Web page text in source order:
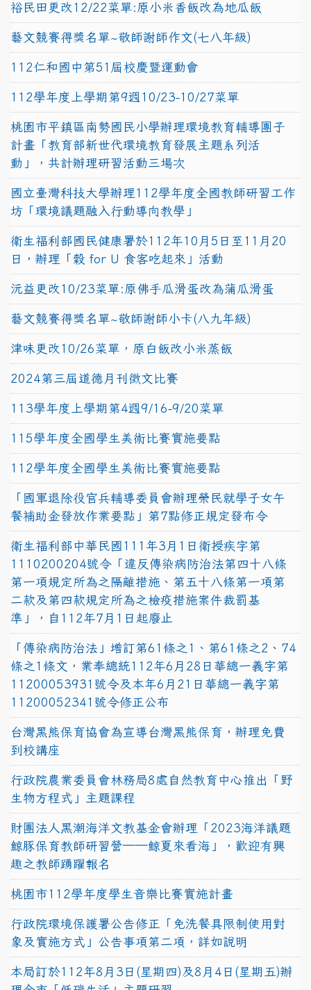
裕民田更改12/22菜單:原小米香飯改為地瓜飯
藝文競賽得獎名單~敬師謝師作文(七八年級)
112仁和國中第51屆校慶暨運動會
112學年度上學期第9週10/23-10/27菜單
桃園市平鎮區南勢國民小學辦理環境教育輔導團子
計畫「教育部新世代環境教育發展主題系列活
動」，共計辦理研習活動三場次
國立臺灣科技大學辦理112學年度全國教師研習工作
坊「環境議題融入行動導向教學」
衛生福利部國民健康署於112年10月5日至11月20
日，辦理「穀 for U 食客吃起來」活動
沅益更改10/23菜單:原佛手瓜滑蛋改為蒲瓜滑蛋
藝文競賽得獎名單~敬師謝師小卡(八九年級)
津味更改10/26菜單，原白飯改小米蒸飯
2024第三屆道德月刊徵文比賽
113學年度上學期第4週9/16-9/20菜單
115學年度全國學生美術比賽實施要點
112學年度全國學生美術比賽實施要點
「國軍退除役官兵輔導委員會辦理榮民就學子女午
餐補助金發放作業要點」第7點修正規定發布令
衛生福利部中華民國111年3月1日衛授疾字第
1110200204號令「違反傳染病防治法第四十八條
第一項規定所為之隔離措施、第五十八條第一項第
二款及第四款規定所為之檢疫措施案件裁罰基
準」，自112年7月1日起廢止
「傳染病防治法」增訂第61條之1、第61條之2、74
條之1條文，業奉總統112年6月28日華總一義字第
11200053931號令及本年6月21日華總一義字第
11200052341號令修正公布
台灣黑熊保育協會為宣導台灣黑熊保育，辦理免費
到校講座
行政院農業委員會林務局8處自然教育中心推出「野
生物方程式」主題課程
財團法人黑潮海洋文教基金會辦理「2023海洋議題
鯨豚保育教師研習營──鯨夏來看海」，歡迎有興
趣之教師踴躍報名
桃園市112學年度學生音樂比賽實施計畫
行政院環境保護署公告修正「免洗餐具限制使用對
象及實施方式」公告事項第二項，詳如說明
本局訂於112年8月3日(星期四)及8月4日(星期五)辦